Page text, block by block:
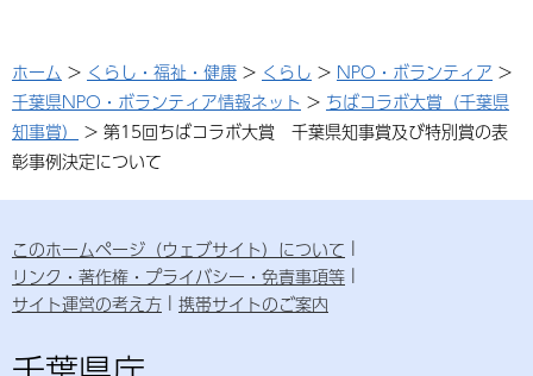
ホーム > くらし・福祉・健康 > くらし > NPO・ボランティア >
千葉県NPO・ボランティア情報ネット > ちばコラボ大賞（千葉県
知事賞）
> 第15回ちばコラボ大賞 千葉県知事賞及び特別賞の表
彰事例決定について
このホームページ（ウェブサイト）について
リンク・著作権・プライバシー・免責事項等
サイト運営の考え方
携帯サイトのご案内